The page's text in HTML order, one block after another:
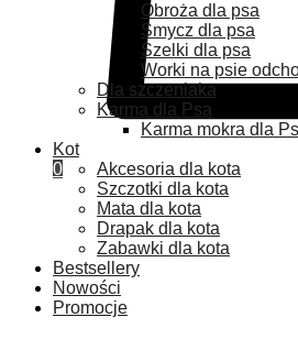
0
Obroża dla psa
Smycz dla psa
Szelki dla psa
Worki na psie
Dla szczeniaka
Karma dla Psa
Karma mokra dla
Kot
Akcesoria dla kota
Szczotki dla kota
Mata dla kota
Drapak dla kota
Zabawki dla kota
Bestsellery
Nowości
Promocje